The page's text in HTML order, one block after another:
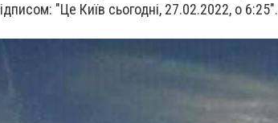
"Це Київ сьогодні, 27.02.2022, о 6:25".